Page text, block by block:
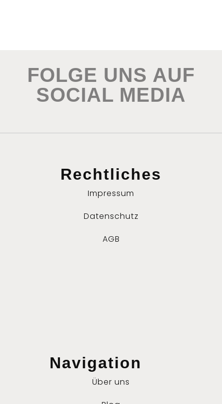
FOLGE UNS AUF
SOCIAL MEDIA
Rechtliches
Impressum
Datenschutz
AGB
Navigation
Über uns